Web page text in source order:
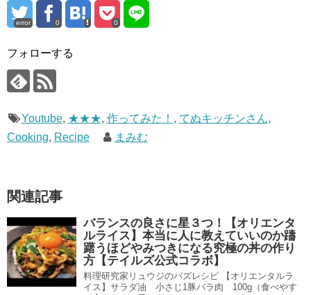
error 0 0
フォローする
Youtube, ★★★, 作ってみた！ , てぬキッチンさん,
Cooking, Recipe まみむ
関連記事
バランスの良さに星３つ！【オリエンタ
ルライス】本当に人に教えていいのか躊
躇うほどやみつきになる究極の丼の作り
方【テイルズ公式コラボ】
料理研究家リュウジのバズレシピ 【オリエンタルラ
イス】サラダ油 小さじ1豚バラ肉 100g（食べやす